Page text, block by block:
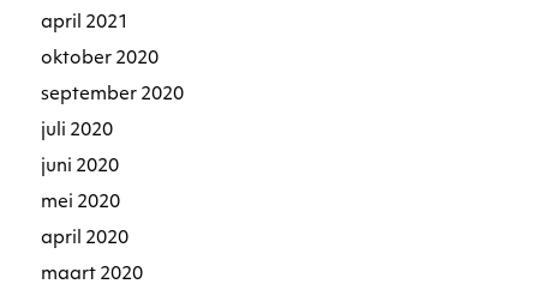
april 2021
oktober 2020
september 2020
juli 2020
juni 2020
mei 2020
april 2020
maart 2020